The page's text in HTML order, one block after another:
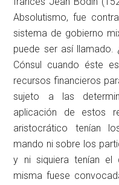
Absolutismo, fue
sistema de gobierno
puede ser así llamado.
Cónsul cuando éste
recursos financieros
sujeto a las
aplicación de estos
aristocrático tenían
mando ni sobre los
y ni siquiera tenían el
misma fuese